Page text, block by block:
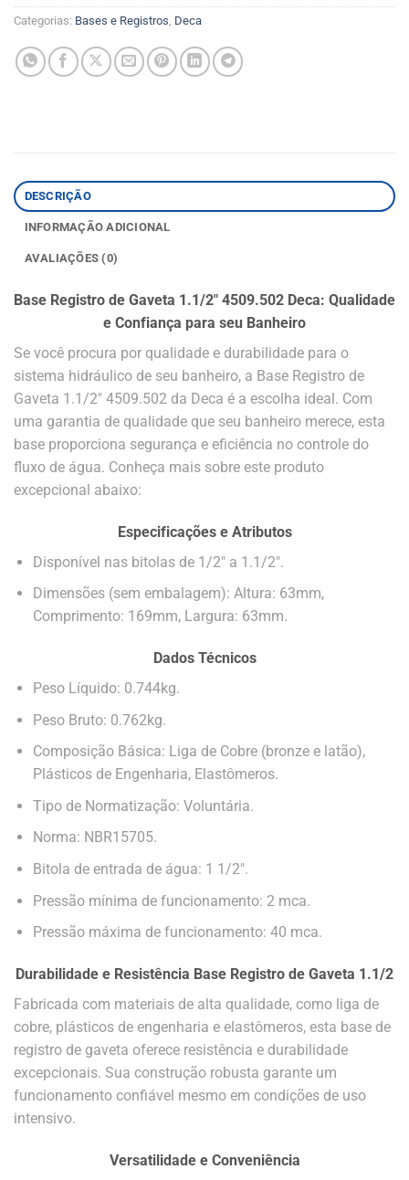
Categorias: Bases e Registros Deca
DESCRIÇÃO
INFORMAÇÃO ADICIONAL
AVALIAÇÕES (0)
Base Registro de Gaveta 1.1/2″ 4509.502 Deca: Qualidade
e Confiança para seu Banheiro
Se você procura por qualidade e durabilidade para o
sistema hidráulico de seu banheiro, a Base Registro de
Gaveta 1.1/2″ 4509.502 da Deca é a escolha ideal. Com
uma garantia de qualidade que seu banheiro merece, esta
base proporciona segurança e eficiência no controle do
fluxo de água. Conheça mais sobre este produto
excepcional abaixo:
Especificações e Atributos
Disponível nas bitolas de 1/2″ a 1.1/2″.
Dimensões (sem embalagem): Altura: 63mm,
Comprimento: 169mm, Largura: 63mm.
Dados Técnicos
Peso Líquido: 0.744kg.
Peso Bruto: 0.762kg.
Composição Básica: Liga de Cobre (bronze e latão),
Plásticos de Engenharia, Elastômeros.
Tipo de Normatização: Voluntária.
Norma: NBR15705.
Bitola de entrada de água: 1 1/2″.
Pressão mínima de funcionamento: 2 mca.
Pressão máxima de funcionamento: 40 mca.
Durabilidade e Resistência Base Registro de Gaveta 1.1/2
Fabricada com materiais de alta qualidade, como liga de
cobre, plásticos de engenharia e elastômeros, esta base de
registro de gaveta oferece resistência e durabilidade
excepcionais. Sua construção robusta garante um
funcionamento confiável mesmo em condições de uso
intensivo.
Versatilidade e Conveniência